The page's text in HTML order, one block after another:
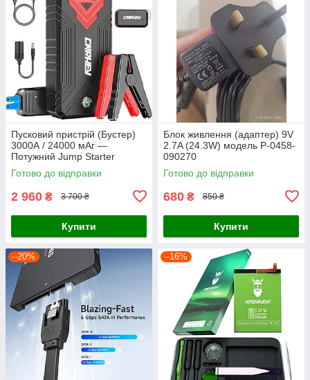
Пусковий пристрій (Бустер)
3000А / 24000 мАг —
Потужний Jump Starter
Готово до відправки
2 960 ₴ 3 700 ₴
Купити
Блок живлення (адаптер) 9V
2.7A (24.3W) модель P-0458-
090270
Готово до відправки
680 ₴ 850 ₴
Купити
–20% –16%